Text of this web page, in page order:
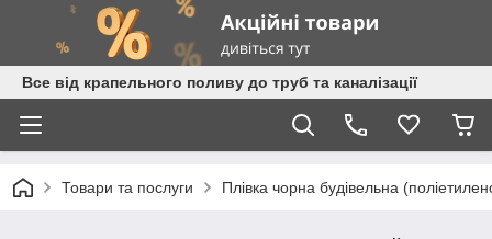
Все від крапельного поливу до труб та каналізації
Товари та послуги Плівка чорна будівельна